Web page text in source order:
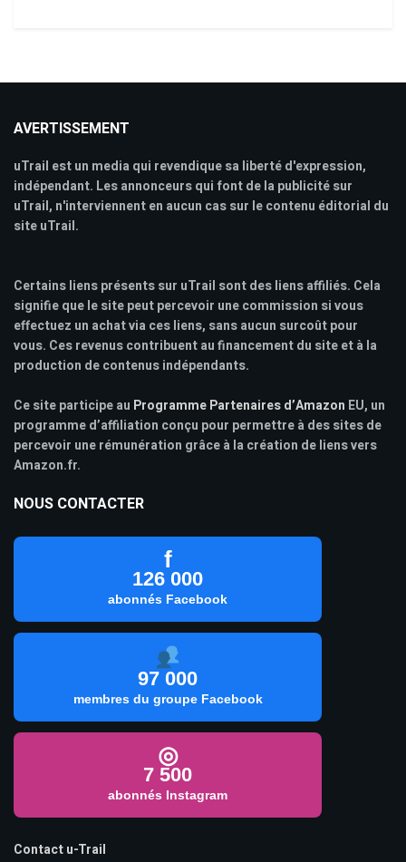
AVERTISSEMENT
uTrail est un media qui revendique sa liberté d'expression,
indépendant. Les annonceurs qui font de la publicité sur
uTrail, n'interviennent en aucun cas sur le contenu éditorial du
site uTrail.
Certains liens présents sur uTrail sont des liens affiliés. Cela
signifie que le site peut percevoir une commission si vous
effectuez un achat via ces liens, sans aucun surcoût pour
vous. Ces revenus contribuent au financement du site et à la
production de contenus indépendants.
Ce site participe au Programme Partenaires d’Amazon EU, un
programme d’affiliation conçu pour permettre à des sites de
percevoir une rémunération grâce à la création de liens vers
Amazon.fr.
NOUS CONTACTER
f
126 000
abonnés Facebook
97 000
membres du groupe Facebook
◎
7 500
abonnés Instagram
Contact u-Trail